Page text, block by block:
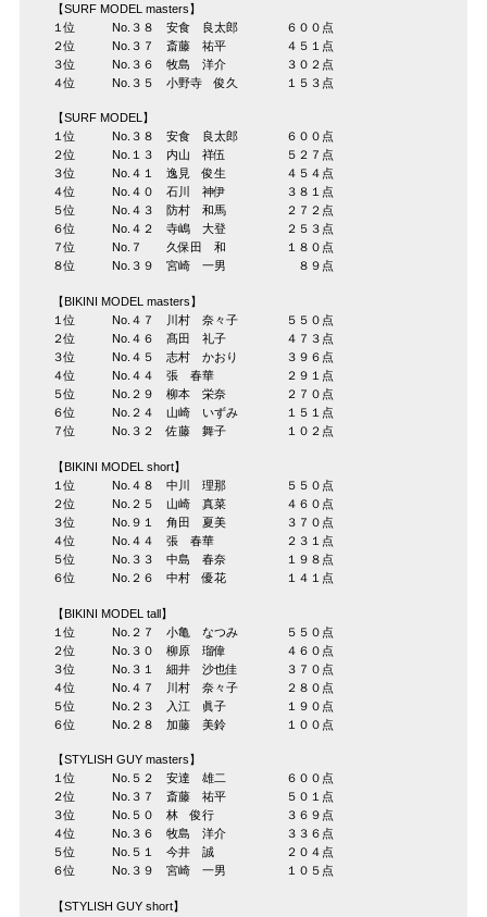
【SURF MODEL masters】
１位 No.３８ 安食 良太郎 ６００点
２位 No.３７ 斎藤 祐平 ４５１点
３位 No.３６ 牧島 洋介 ３０２点
４位 No.３５ 小野寺 俊久 １５３点
【SURF MODEL】
１位 No.３８ 安食 良太郎 ６００点
２位 No.１３ 内山 祥伍 ５２７点
３位 No.４１ 逸見 俊生 ４５４点
４位 No.４０ 石川 神伊 ３８１点
５位 No.４３ 防村 和馬 ２７２点
６位 No.４２ 寺嶋 大登 ２５３点
７位 No.７ 久保田 和 １８０点
８位 No.３９ 宮崎 一男 ８９点
【BIKINI MODEL masters】
１位 No.４７ 川村 奈々子 ５５０点
２位 No.４６ 髙田 礼子 ４７３点
３位 No.４５ 志村 かおり ３９６点
４位 No.４４ 張 春華 ２９１点
５位 No.２９ 柳本 栄奈 ２７０点
６位 No.２４ 山崎 いずみ １５１点
７位 No.３２ 佐藤 舞子 １０２点
【BIKINI MODEL short】
１位 No.４８ 中川 理那 ５５０点
２位 No.２５ 山崎 真菜 ４６０点
３位 No.９１ 角田 夏美 ３７０点
４位 No.４４ 張 春華 ２３１点
５位 No.３３ 中島 春奈 １９８点
６位 No.２６ 中村 優花 １４１点
【BIKINI MODEL tall】
１位 No.２７ 小亀 なつみ ５５０点
２位 No.３０ 柳原 瑠偉 ４６０点
３位 No.３１ 細井 沙也佳 ３７０点
４位 No.４７ 川村 奈々子 ２８０点
５位 No.２３ 入江 眞子 １９０点
６位 No.２８ 加藤 美鈴 １００点
【STYLISH GUY masters】
１位 No.５２ 安達 雄二 ６００点
２位 No.３７ 斎藤 祐平 ５０１点
３位 No.５０ 林 俊行 ３６９点
４位 No.３６ 牧島 洋介 ３３６点
５位 No.５１ 今井 誠 ２０４点
６位 No.３９ 宮崎 一男 １０５点
【STYLISH GUY short】